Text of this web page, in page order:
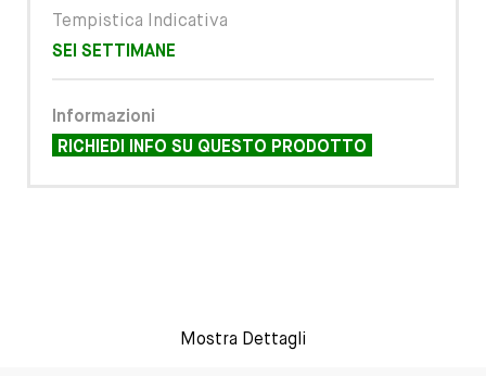
Tempistica Indicativa
SEI SETTIMANE
Informazioni
RICHIEDI INFO SU QUESTO PRODOTTO
Mostra Dettagli